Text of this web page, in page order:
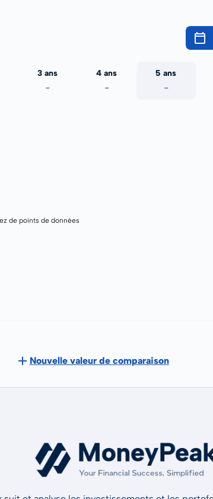
3 ans
-
4 ans
-
5 ans
-
de points de données
Nouvelle valeur de comparaison